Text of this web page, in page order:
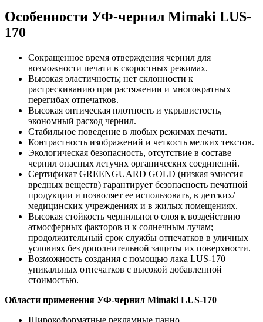
Особенности УФ-чернил Mimaki LUS-
170
Сокращенное время отверждения чернил для
возможности печати в скоростных режимах.
Высокая эластичность; нет склонности к
растрескиванию при растяжении и многократных
перегибах отпечатков.
Высокая оптическая плотность и укрывистость,
экономный расход чернил.
Стабильное поведение в любых режимах печати.
Контрастность изображений и четкость мелких текстов.
Экологическая безопасность, отсутствие в составе
чернил опасных летучих органических соединений.
Сертификат GREENGUARD GOLD (низкая эмиссия
вредных веществ) гарантирует безопасность печатной
продукции и позволяет ее использовать, в детских/
медицинских учреждениях и в жилых помещениях.
Высокая стойкость чернильного слоя к воздействию
атмосферных факторов и к солнечным лучам;
продолжительный срок службы отпечатков в уличных
условиях без дополнительной защиты их поверхности.
Возможность создания с помощью лака LUS-170
уникальных отпечатков с высокой добавленной
стоимостью.
Области применения УФ-чернил Mimaki LUS-170